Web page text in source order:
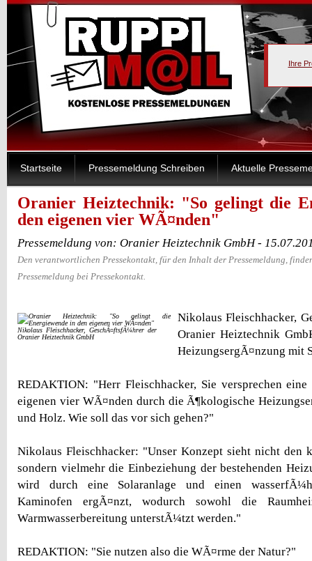
Ihre
Startseite Pressemeldung Schreiben Aktuelle
Oranier Heiztechnik: "So gelingt die
den eigenen vier WÃ¤nden"
Pressemeldung von: Oranier Heiztechnik GmbH -
Den verantwortlichen Pressekontakt, für den Inhalt der Pressemeldung,
Pressemeldung bei Pressekontakt.
Nikolaus Fleischhacker, GeschÃ¤ftsfÃ¼hrer der
Oranier Heiztechnik GmbH
Nikolaus Fleischhacker,
Oranier Heiztechnik
HeizungsergÃ¤nzung mit
REDAKTION: "Herr Fleischhacker, Sie versprechen
eigenen vier WÃ¤nden durch die Ã¶kologische
und Holz. Wie soll das vor sich gehen?"
Nikolaus Fleischhacker: "Unser Konzept sieht nicht den
sondern vielmehr die Einbeziehung der bestehenden
wird durch eine Solaranlage und einen
Kaminofen ergÃ¤nzt, wodurch sowohl die
Warmwasserbereitung unterstÃ¼tzt werden."
REDAKTION: "Sie nutzen also die WÃ¤rme der Natur?"